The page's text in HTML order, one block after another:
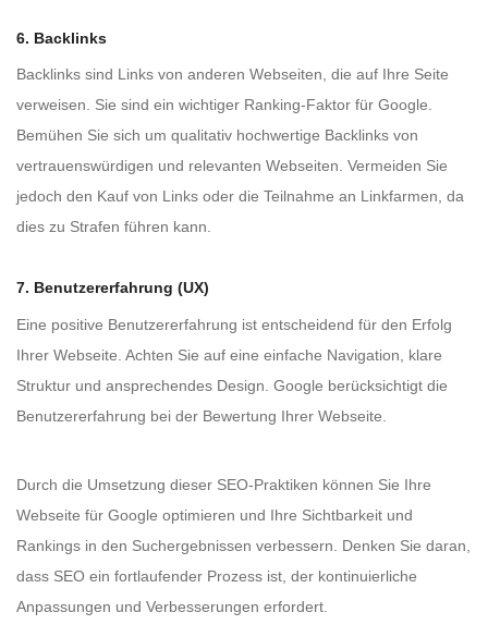
6. Backlinks
Backlinks sind Links von anderen Webseiten, die auf Ihre Seite
verweisen. Sie sind ein wichtiger Ranking-Faktor für Google.
Bemühen Sie sich um qualitativ hochwertige Backlinks von
vertrauenswürdigen und relevanten Webseiten. Vermeiden Sie
jedoch den Kauf von Links oder die Teilnahme an Linkfarmen, da
dies zu Strafen führen kann.
7. Benutzererfahrung (UX)
Eine positive Benutzererfahrung ist entscheidend für den Erfolg
Ihrer Webseite. Achten Sie auf eine einfache Navigation, klare
Struktur und ansprechendes Design. Google berücksichtigt die
Benutzererfahrung bei der Bewertung Ihrer Webseite.
Durch die Umsetzung dieser SEO-Praktiken können Sie Ihre
Webseite für Google optimieren und Ihre Sichtbarkeit und
Rankings in den Suchergebnissen verbessern. Denken Sie daran,
dass SEO ein fortlaufender Prozess ist, der kontinuierliche
Anpassungen und Verbesserungen erfordert.